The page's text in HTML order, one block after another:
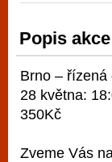
Popis akce
Brno –
28 května:
350Kč
Zveme Vás
vyzkoušet
metropoli
po